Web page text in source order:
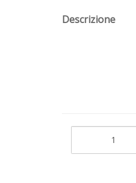
Descrizione